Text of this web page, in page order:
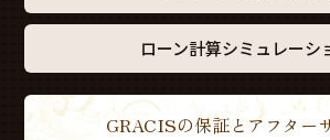
ローン計算シミュレーシ
GRACISの保証とアフター